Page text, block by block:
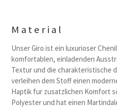
Material
Unser Giro ist ein luxurioser
komfortablen, einladenden
Textur und die charakteristische
verleihen dem Stoff einen
Haptik fur zusatzlichen Komfort
Polyester und hat einen